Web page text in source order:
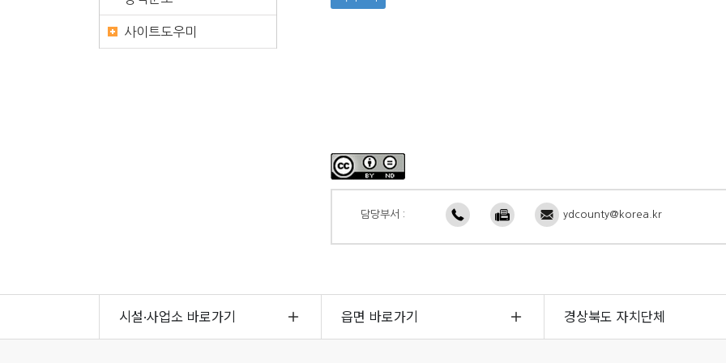
담당부서 : ydcounty@korea.kr
사이트도우미
시설·사업소 바로가기 읍면 바로가기 경상북도 자치단체